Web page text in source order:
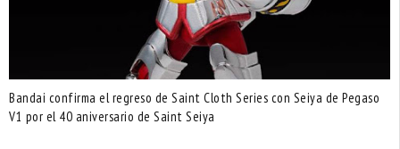
Bandai confirma el regreso de Saint Cloth Series con Seiya de Pegaso
V1 por el 40 aniversario de Saint Seiya